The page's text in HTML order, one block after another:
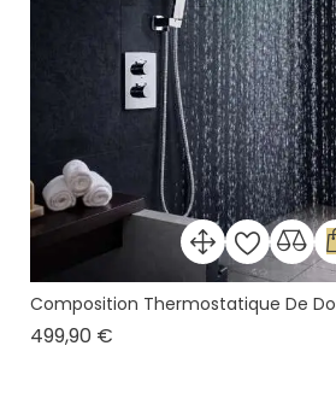
Composition Thermostatique De
499,90 €